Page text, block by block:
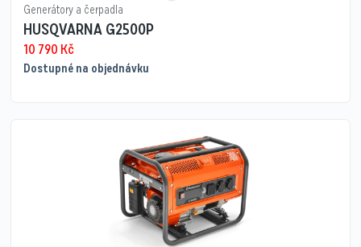
Generátory a čerpadla
HUSQVARNA G2500P
10 790 Kč
Dostupné na objednávku